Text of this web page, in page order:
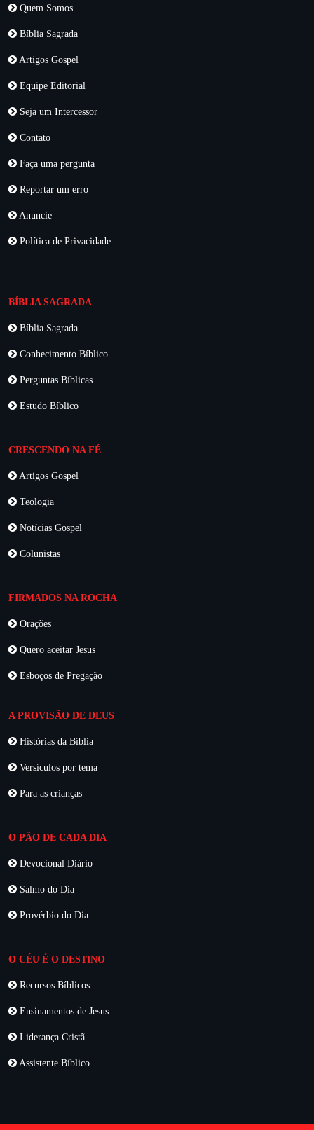
Quem Somos
Bíblia Sagrada
Artigos Gospel
Equipe Editorial
Seja um Intercessor
Contato
Faça uma pergunta
Reportar um erro
Anuncie
Política de Privacidade
BÍBLIA SAGRADA
Bíblia Sagrada
Conhecimento Bíblico
Perguntas Bíblicas
Estudo Bíblico
CRESCENDO NA FÉ
Artigos Gospel
Teologia
Notícias Gospel
Colunistas
FIRMADOS NA ROCHA
Orações
Quero aceitar Jesus
Esboços de Pregação
A PROVISÃO DE DEUS
Histórias da Bíblia
Versículos por tema
Para as crianças
O PÃO DE CADA DIA
Devocional Diário
Salmo do Dia
Provérbio do Dia
O CÉU É O DESTINO
Recursos Bíblicos
Ensinamentos de Jesus
Liderança Cristã
Assistente Bíblico